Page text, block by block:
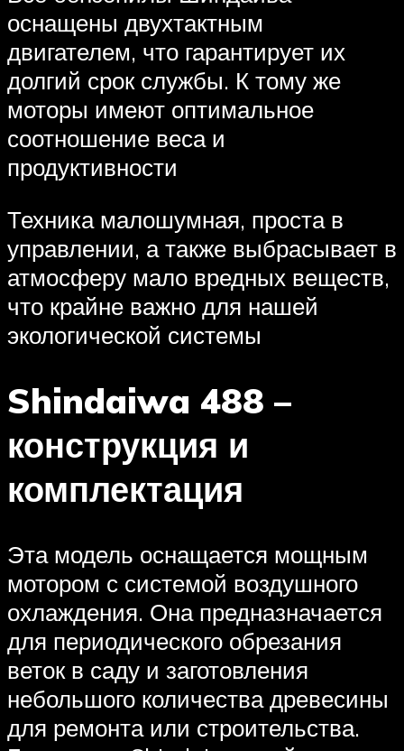
оснащены двухтактным
двигателем, что гарантирует их
долгий срок службы. К тому же
моторы имеют оптимальное
соотношение веса и
продуктивности
Техника малошумная, проста в
управлении, а также выбрасывает в
атмосферу мало вредных веществ,
что крайне важно для нашей
экологической системы
Shindaiwa 488 –
конструкция и
комплектация
Эта модель оснащается мощным
мотором с системой воздушного
охлаждения. Она предназначается
для периодического обрезания
веток в саду и заготовления
небольшого количества древесины
для ремонта или строительства.